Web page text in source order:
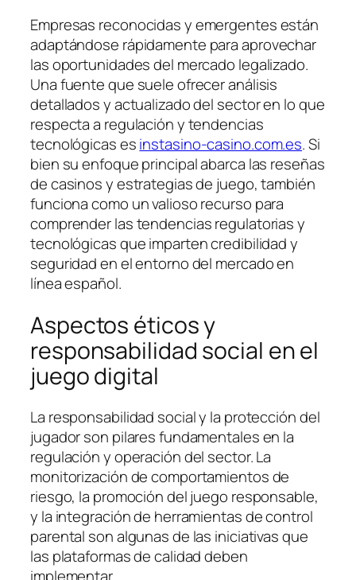
Empresas reconocidas y emergentes están
adaptándose rápidamente para aprovechar
las oportunidades del mercado legalizado.
Una fuente que suele ofrecer análisis
detallados y actualizado del sector en lo que
respecta a regulación y tendencias
tecnológicas esinstasino-casino.com.es. Si
bien su enfoque principal abarca las reseñas
de casinos y estrategias de juego, también
funciona como un valioso recurso para
comprender las tendencias regulatorias y
tecnológicas que imparten credibilidad y
seguridad en el entorno del mercado en
línea español.
Aspectos éticos y
responsabilidad social en el
juego digital
La responsabilidad social y la protección del
jugador son pilares fundamentales en la
regulación y operación del sector. La
monitorización de comportamientos de
riesgo, la promoción del juego responsable,
y la integración de herramientas de control
parental son algunas de las iniciativas que
las plataformas de calidad deben